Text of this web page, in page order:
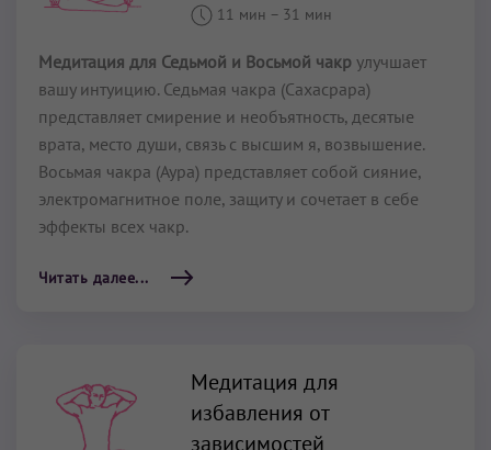
11 мин – 31 мин
Медитация для Седьмой и Восьмой чакр улучшает
вашу интуицию. Седьмая чакра (Сахасрара)
представляет смирение и необъятность, десятые
врата, место души, связь с высшим я, возвышение.
Восьмая чакра (Аура) представляет собой сияние,
электромагнитное поле, защиту и сочетает в себе
эффекты всех чакр.
Читать далее...
Медитация для
избавления от
зависимостей